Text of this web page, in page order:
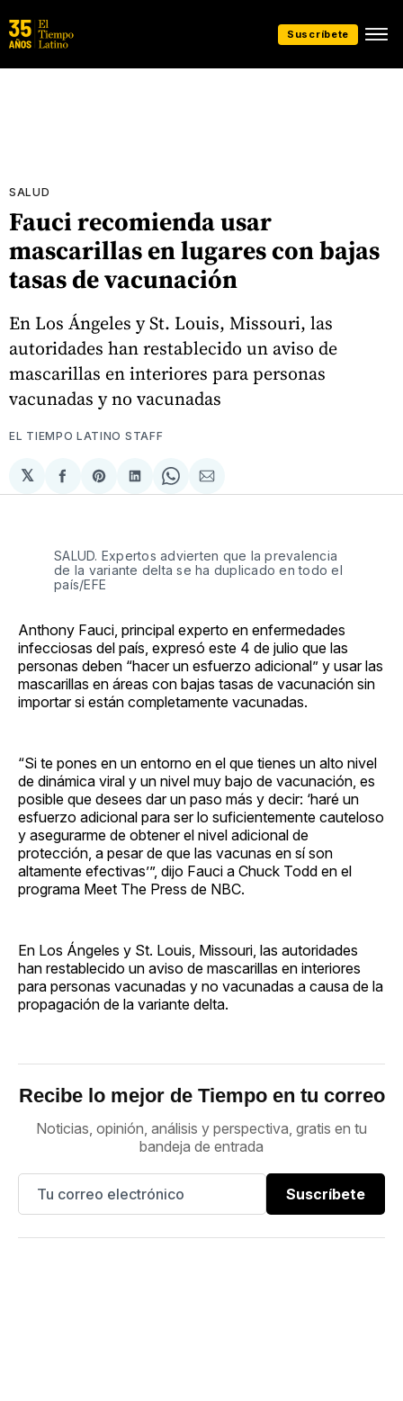
Suscríbete
SALUD
Fauci recomienda usar
mascarillas en lugares con bajas
tasas de vacunación
En Los Ángeles y St. Louis, Missouri, las
autoridades han restablecido un aviso de
mascarillas en interiores para personas
vacunadas y no vacunadas
EL TIEMPO LATINO STAFF
𝕏
Compartir
en
Share
on
Compartir
en
Share
on
Compartir
via
SALUD. Expertos advierten que la prevalencia
de la variante delta se ha duplicado en todo el
país/EFE
Anthony Fauci, principal experto en enfermedades
infecciosas del país, expresó este 4 de julio que las
personas deben “hacer un esfuerzo adicional” y usar las
mascarillas en áreas con bajas tasas de vacunación sin
importar si están completamente vacunadas.
“Si te pones en un entorno en el que tienes un alto nivel
de dinámica viral y un nivel muy bajo de vacunación, es
posible que desees dar un paso más y decir: ‘haré un
esfuerzo adicional para ser lo suficientemente cauteloso
y asegurarme de obtener el nivel adicional de
protección, a pesar de que las vacunas en sí son
altamente efectivas’”, dijo Fauci a Chuck Todd en el
programa Meet The Press de NBC.
En Los Ángeles y St. Louis, Missouri, las autoridades
han restablecido un aviso de mascarillas en interiores
para personas vacunadas y no vacunadas a causa de la
propagación de la variante delta.
Recibe lo mejor de Tiempo en tu correo
Noticias, opinión, análisis y perspectiva, gratis en tu
bandeja de entrada
Suscríbete